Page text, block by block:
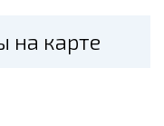
на карте